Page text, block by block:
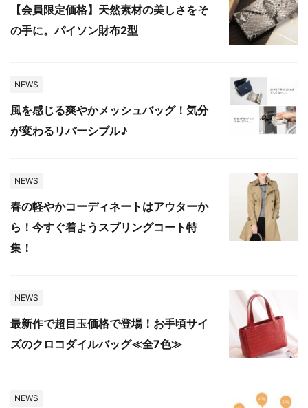
【会員限定価格】天然素材の美しさをそ
の手に。パイソン財布2型
NEWS
風を感じる爽やかメッシュバッグ！気分
が変わるリバーシブル♪
NEWS
春の軽やかコーディネートはアウターか
ら！今すぐ着ようスプリングコート特
集！
NEWS
最新作で超目玉価格で登場！お手頃サイ
ズのクロコダイルバッグ≪全7色≫
NEWS